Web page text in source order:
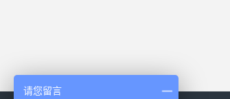
请您留言